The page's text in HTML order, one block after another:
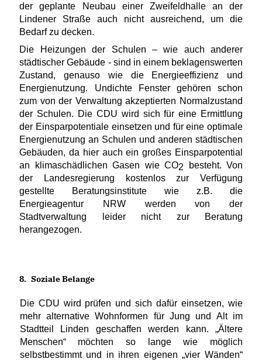
der geplante Neubau einer Zweifeldhalle an der
Lindener Straße auch nicht ausreichend, um die
Bedarf zu decken.
Die Heizungen der Schulen – wie auch anderer
städtischer Gebäude - sind in einem beklagenswerten
Zustand, genauso wie die Energieeffizienz und
Energienutzung. Undichte Fenster gehören schon
zum von der Verwaltung akzeptierten Normalzustand
der Schulen. Die CDU wird sich für eine Ermittlung
der Einsparpotentiale einsetzen und für eine optimale
Energienutzung an Schulen und anderen städtischen
Gebäuden, da hier auch ein großes Einsparpotential
an klimaschädlichen Gasen wie CO2 besteht. Von
der Landesregierung kostenlos zur Verfügung
gestellte Beratungsinstitute wie z.B. die
Energieagentur NRW werden von der
Stadtverwaltung leider nicht zur Beratung
herangezogen.
8. Soziale Belange
Die CDU wird prüfen und sich dafür einsetzen, wie
mehr alternative Wohnformen für Jung und Alt im
Stadtteil Linden geschaffen werden kann. „Ältere
Menschen“ möchten so lange wie möglich
selbstbestimmt und in ihren eigenen „vier Wänden“